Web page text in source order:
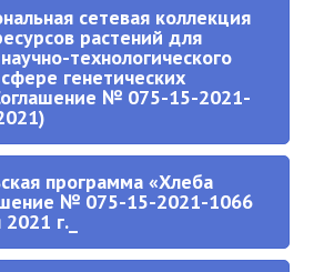
сетевая коллекция
растений для
технологического
генетических
№ 075-15-2021-
программа «Хлеба
№ 075-15-2021-1066
г._